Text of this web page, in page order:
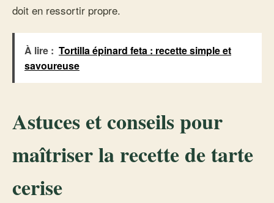
doit en ressortir propre.
À lire : Tortilla épinard feta : recette simple et
savoureuse
Astuces et conseils pour
maîtriser la recette de tarte
cerise